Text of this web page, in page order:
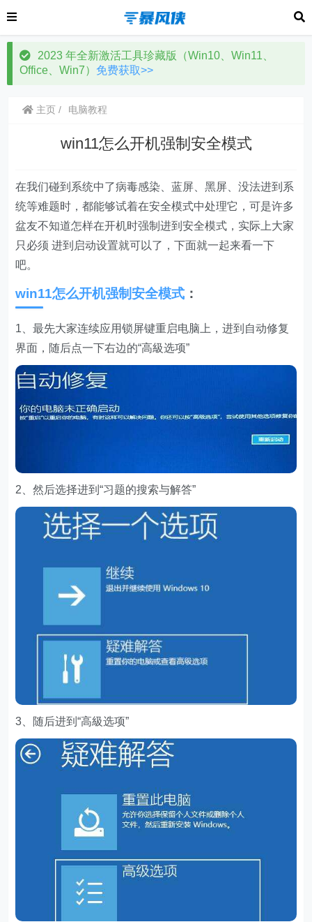
2023 年全新激活工具珍藏版（Win10、Win11、
Office、Win7） 免费获取>>
主页 电脑教程
win11怎么开机强制安全模式
在我们碰到系统中了病毒感染、蓝屏、黑屏、没法进到系
统等难题时，都能够试着在安全模式中处理它，可是许多
盆友不知道怎样在开机时强制进到安全模式，实际上大家
只必须 进到启动设置就可以了，下面就一起来看一下
吧。
win11怎么开机强制安全模式 ：
1、最先大家连续应用锁屏键重启电脑上，进到自动修复
界面，随后点一下右边的“高級选项”
2、然后选择进到“习题的搜索与解答”
3、随后进到“高級选项”